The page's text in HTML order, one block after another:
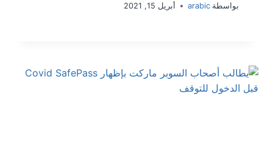
بواسطة arabic أبريل 15, 2021